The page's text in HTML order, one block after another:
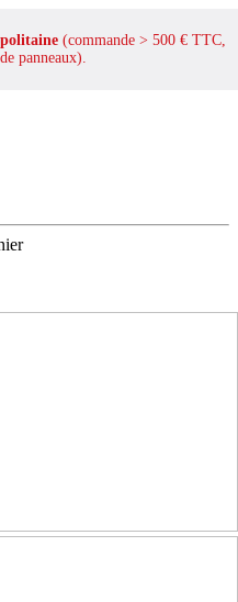
(commande > 500 € TTC,
panneaux).